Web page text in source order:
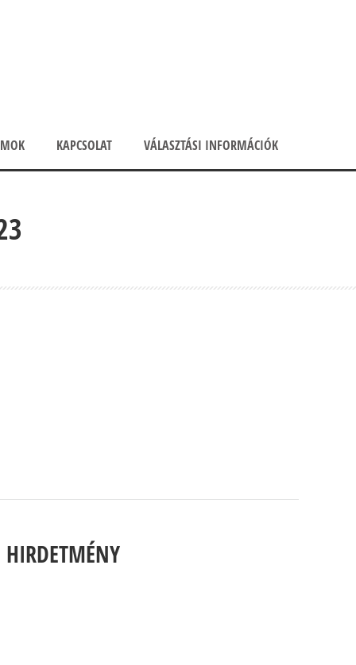
KAPCSOLAT VÁLASZTÁSI INFORMÁCIÓK